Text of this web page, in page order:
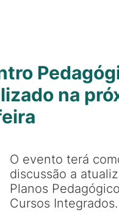
na
O evento terá
discussão a
Planos
Cursos Integrados.